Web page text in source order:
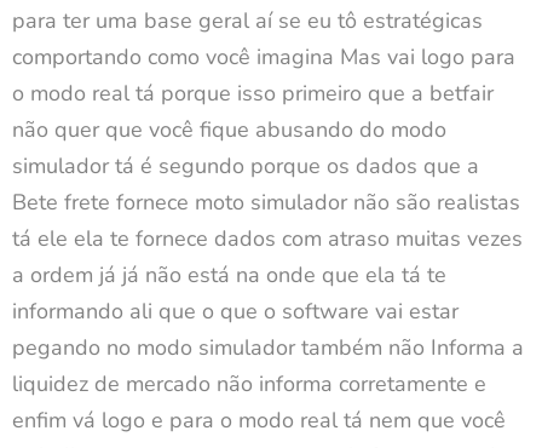
para ter uma base geral aí se eu tô estratégicas
comportando como você imagina Mas vai logo para
o modo real tá porque isso primeiro que a betfair
não quer que você fique abusando do modo
simulador tá é segundo porque os dados que a
Bete frete fornece moto simulador não são realistas
tá ele ela te fornece dados com atraso muitas vezes
a ordem já já não está na onde que ela tá te
informando ali que o que o software vai estar
pegando no modo simulador também não Informa a
liquidez de mercado não informa corretamente e
enfim vá logo e para o modo real tá nem que você